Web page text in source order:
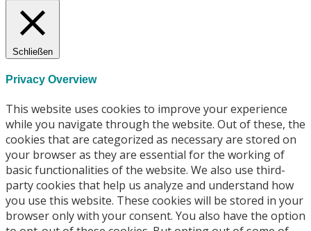
Schließen
Privacy Overview
This website uses cookies to improve your experience
while you navigate through the website. Out of these, the
cookies that are categorized as necessary are stored on
your browser as they are essential for the working of
basic functionalities of the website. We also use third-
party cookies that help us analyze and understand how
you use this website. These cookies will be stored in your
browser only with your consent. You also have the option